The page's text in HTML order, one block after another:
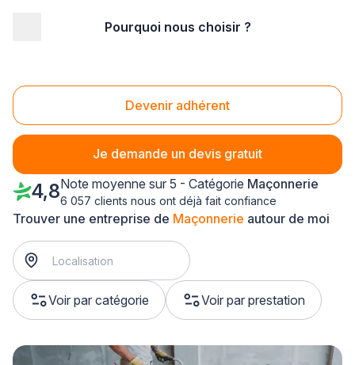
Pourquoi nous choisir ?
Devenir adhérent
Je demande un devis gratuit
Maçonnerie Pont-à-Mousson (54700)
Trouver une entreprise de Maçonnerie autour de moi
Voir par catégorie Voir par prestation
4,8Note moyenne sur 5 - Catégorie Maçonnerie
6 057 clients nous ont déjà fait confiance